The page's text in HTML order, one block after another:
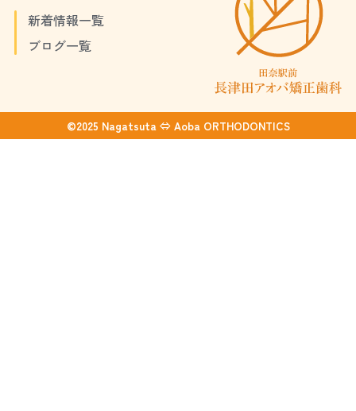
新着情報一覧
ブログ一覧
©2025 Nagatsuta ⇔ Aoba ORTHODONTICS